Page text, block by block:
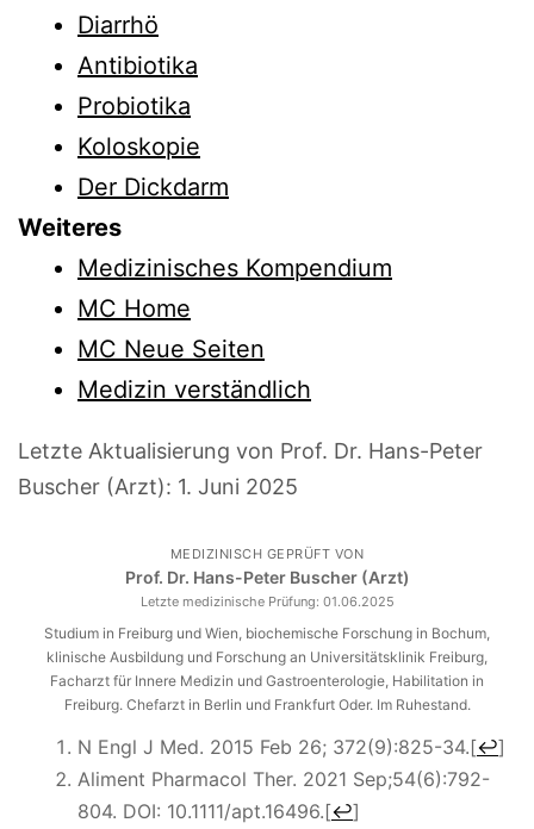
Diarrhö
Antibiotika
Probiotika
Koloskopie
Der Dickdarm
Weiteres
Medizinisches Kompendium
MC Home
MC Neue Seiten
Medizin verständlich
Letzte Aktualisierung von Prof. Dr. Hans-Peter
Buscher (Arzt): 1. Juni 2025
MEDIZINISCH GEPRÜFT VON
Prof. Dr. Hans-Peter Buscher (Arzt)
Letzte medizinische Prüfung: 01.06.2025
Studium in Freiburg und Wien, biochemische Forschung in Bochum,
klinische Ausbildung und Forschung an Universitätsklinik Freiburg,
Facharzt für Innere Medizin und Gastroenterologie, Habilitation in
Freiburg. Chefarzt in Berlin und Frankfurt Oder. Im Ruhestand.
N Engl J Med. 2015 Feb 26; 372(9):825-34.[↩]
Aliment Pharmacol Ther. 2021 Sep;54(6):792-
804. DOI: 10.1111/apt.16496.[↩]